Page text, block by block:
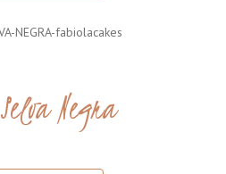
Negra